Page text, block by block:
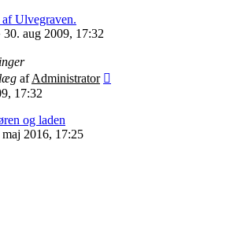
Ulvegraven.
30. aug 2009, 17:32
afAdministrator
17:32
og laden
maj 2016, 17:25